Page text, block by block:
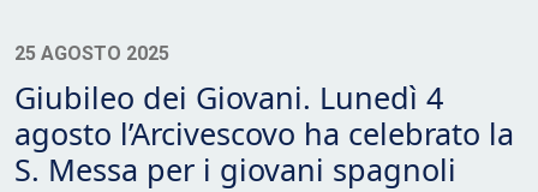
25 AGOSTO 2025
Giubileo dei Giovani. Lunedì 4
agosto l’Arcivescovo ha celebrato la
S. Messa per i giovani spagnoli